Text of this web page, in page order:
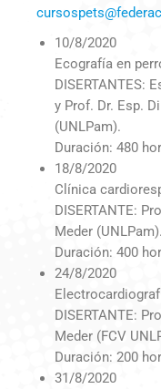
10/8/2020
Ecografía en
DISERTANTES:
y Prof. Dr. Esp.
(UNLPam).
Duración: 480
18/8/2020
Clínica
DISERTANTE:
Meder (UNLPam).
Duración: 400
24/8/2020
DISERTANTE:
Meder (FCV
Duración: 200
31/8/2020